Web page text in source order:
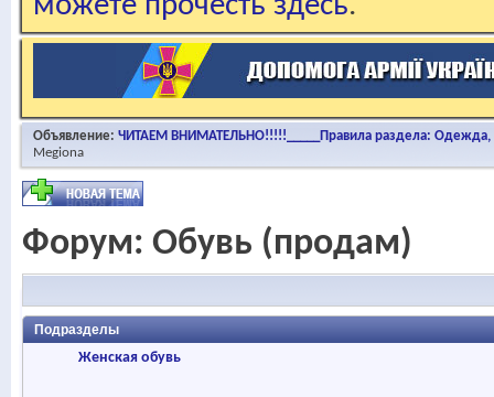
Объявление: ЧИТАЕМ ВНИМАТЕЛЬНО!!!!!_____Правила раздела: Одежда,
Megiona
Форум: Обувь (продам)
Подразделы
Женская обувь